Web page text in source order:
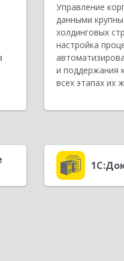
Управление
данными
холдинговых
настройка
и поддержания
всех этапах их